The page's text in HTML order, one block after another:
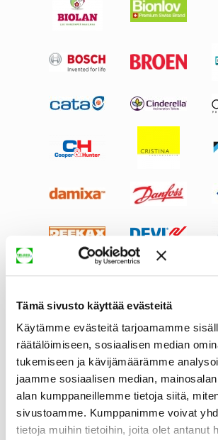
Tämä sivusto käyttää evästeitä
Käytämme evästeitä tarjoamamme
räätälöimiseen, sosiaalisen median
tukemiseen ja kävijämäärämme
jaamme sosiaalisen median,
alan kumppaneillemme tietoja siitä,
sivustoamme. Kumppanimme voivat
tietoja muihin tietoihin, joita olet antanut